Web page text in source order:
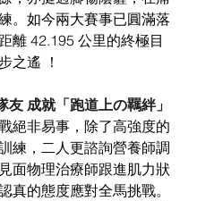
。如今兩大賽事已圓滿落
離 42.195 公里的終極目
之遙 ！
友 成就「跑道上の羈絆」
絕非易事，除了高強度的
練，二人更諮詢營養師調
面物理治療師跟進肌力狀
真的態度應對全馬挑戰。